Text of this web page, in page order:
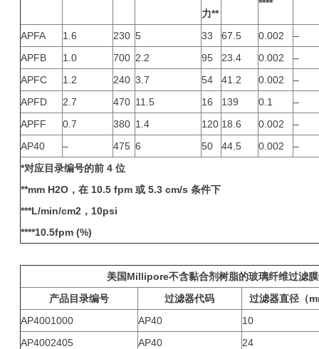
力**
****
APFA 1.6 230 5 33 67.5 0.002
–
APFB
1.0 700 2.2 95 23.4 0.002
–
APFC
1.2 240 3.7 54 41.2 0.002
–
APFD
2.7 470 11.5 16 139 0.1
–
APFF
0.7 380 1.4 120 18.6 0.002
–
AP40
– 475 6 50 44.5 0.002
–
*对应目录编号的前 4 位
**mm H2O，在 10.5 fpm 或 5.3 cm/s 条件下
***L/min/cm2，10psi
****10.5fpm (%)
美国Millipore不含黏合剂树脂的玻璃纤维过滤
产品目录编号
过滤器代码
过滤器直径（
AP4001000
AP40
10
AP4002405
AP40
24